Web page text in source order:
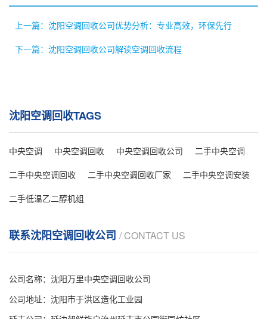
上一篇：​沈阳空调回收公司优势分析：专业高效，环保先行
下一篇：沈阳空调回收公司解读空调回收流程
沈阳空调回收TAGS
中央空调 中央空调回收 中央空调回收公司
二手中央空调
二手中央空调回收
二手中央空调回收厂家
二手中央空调安装
二手低温乙二醇机组
联系沈阳空调回收公司 / CONTACT US
公司名称：沈阳万里中央空调回收公司
公司地址：沈阳市于洪区造化工业园